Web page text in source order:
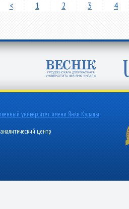
< 1 2 3 4
университет имени Янки Купалы
центр